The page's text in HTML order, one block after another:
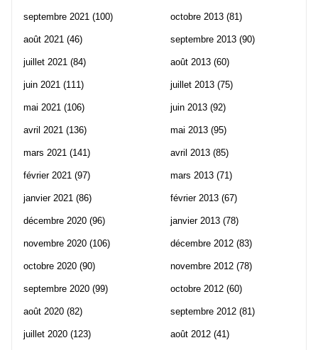
septembre 2021 (100)
août 2021 (46)
juillet 2021 (84)
juin 2021 (111)
mai 2021 (106)
avril 2021 (136)
mars 2021 (141)
février 2021 (97)
janvier 2021 (86)
décembre 2020 (96)
novembre 2020 (106)
octobre 2020 (90)
septembre 2020 (99)
août 2020 (82)
juillet 2020 (123)
octobre 2013 (81)
septembre 2013 (90)
août 2013 (60)
juillet 2013 (75)
juin 2013 (92)
mai 2013 (95)
avril 2013 (85)
mars 2013 (71)
février 2013 (67)
janvier 2013 (78)
décembre 2012 (83)
novembre 2012 (78)
octobre 2012 (60)
septembre 2012 (81)
août 2012 (41)